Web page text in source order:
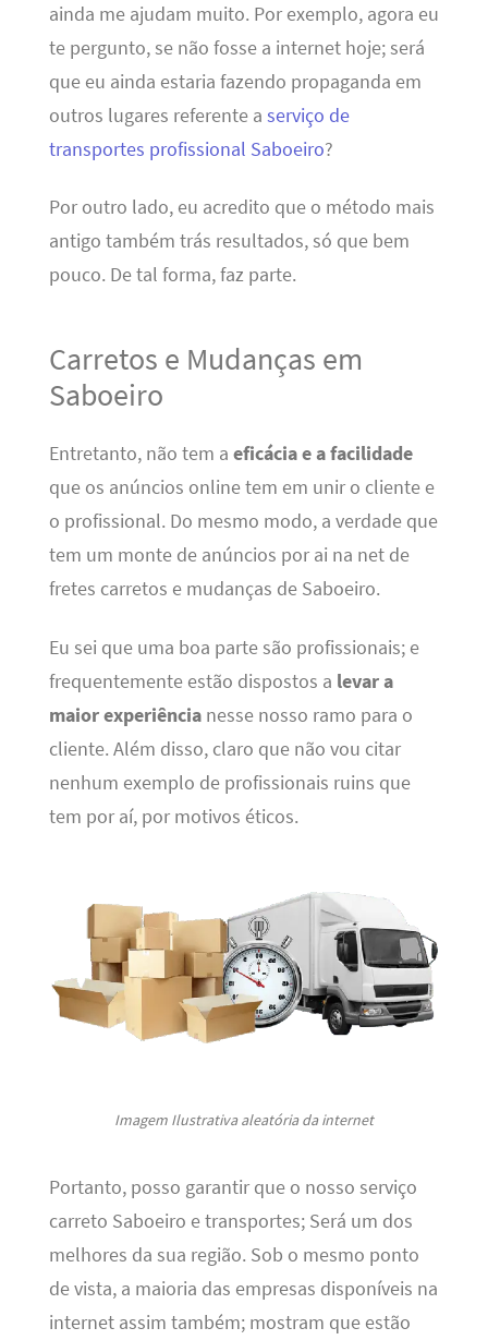
ainda me ajudam muito. Por exemplo, agora eu
te pergunto, se não fosse a internet hoje; será
que eu ainda estaria fazendo propaganda em
outros lugares referente a serviço de
transportes profissional Saboeiro?
Por outro lado, eu acredito que o método mais
antigo também trás resultados, só que bem
pouco. De tal forma, faz parte.
Carretos e Mudanças em
Saboeiro
Entretanto, não tem a eficácia e a facilidade
que os anúncios online tem em unir o cliente e
o profissional. Do mesmo modo, a verdade que
tem um monte de anúncios por ai na net de
fretes carretos e mudanças de Saboeiro.
Eu sei que uma boa parte são profissionais; e
frequentemente estão dispostos a levar a
maior experiêncianesse nosso ramo para o
cliente. Além disso, claro que não vou citar
nenhum exemplo de profissionais ruins que
tem por aí, por motivos éticos.
Imagem Ilustrativa aleatória da internet
Portanto, posso garantir que o nosso serviço
carreto Saboeiro e transportes; Será um dos
melhores da sua região. Sob o mesmo ponto
de vista, a maioria das empresas disponíveis na
internet assim também; mostram que estão